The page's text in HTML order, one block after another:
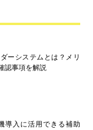
ーシステムとは？メリ
認事項を解説
導入に活用できる補助